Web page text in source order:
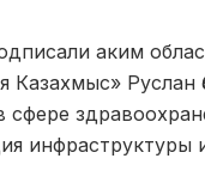
аким
Казахмыс» Руслан
сфере
инфраструктуры